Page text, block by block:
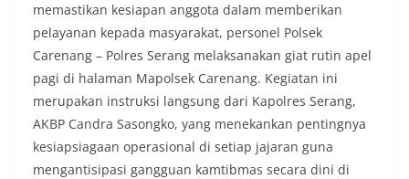
memastikan kesiapan anggota dalam memberikan
pelayanan kepada masyarakat, personel Polsek
Carenang – Polres Serang melaksanakan giat rutin apel
pagi di halaman Mapolsek Carenang. Kegiatan ini
merupakan instruksi langsung dari Kapolres Serang,
AKBP Candra Sasongko, yang menekankan pentingnya
kesiapsiagaan operasional di setiap jajaran guna
mengantisipasi gangguan kamtibmas secara dini di